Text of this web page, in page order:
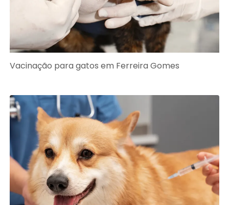
Vacinação para gatos em Ferreira Gomes